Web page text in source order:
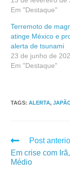
Em "Destaque"
Terremoto de
atinge México e
alerta de tsunami
23 de junho de
Em "Destaque"
TAGS:ALERTA,
Post
Em crise com
Médio